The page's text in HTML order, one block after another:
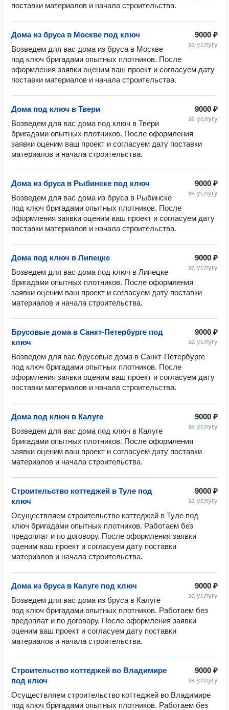
9000 ₽
за услугу
Дома из бруса в Москве под ключ
Возведем для вас дома из бруса в Москве
под ключ бригадами опытных плотников. После
оформления заявки оценим ваш проект и согласуем дату
9000 ₽
за услугу
Дома под ключ в Твери
Возведем для вас дома под ключ в Твери
бригадами опытных плотников. После оформления
заявки оценим ваш проект и согласуем дату поставки
9000 ₽
за услугу
Дома из бруса в Рыбинске под ключ
Возведем для вас дома из бруса в Рыбинске
под ключ бригадами опытных плотников. После
оформления заявки оценим ваш проект и согласуем дату
9000 ₽
за услугу
Дома под ключ в Липецке
Возведем для вас дома под ключ в Липецке
бригадами опытных плотников. После оформления
заявки оценим ваш проект и согласуем дату поставки
9000 ₽
за услугу
Брусовые дома в Санкт-Петербурге под
ключ
Возведем для вас брусовые дома в Санкт-Петербурге
под ключ бригадами опытных плотников. После
оформления заявки оценим ваш проект и согласуем дату
9000 ₽
за услугу
Дома под ключ в Калуге
Возведем для вас дома под ключ в Калуге
бригадами опытных плотников. После оформления
заявки оценим ваш проект и согласуем дату поставки
9000 ₽
за услугу
Строительство коттеджей в Туле под
ключ
Осуществляем строительство коттеджей в Туле под
ключ бригадами опытных плотников. Работаем без
предоплат и по договору. После оформления заявки
оценим ваш проект и согласуем дату поставки
9000 ₽
за услугу
Дома из бруса в Калуге под ключ
Возведем для вас дома из бруса в Калуге
под ключ бригадами опытных плотников. Работаем без
предоплат и по договору. После оформления заявки
оценим ваш проект и согласуем дату поставки
9000 ₽
за услугу
Строительство коттеджей во Владимире
под ключ
Осуществляем строительство коттеджей во Владимире
под ключ бригадами опытных плотников. Работаем без